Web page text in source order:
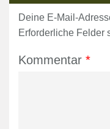
Deine E-Mail-
Erforderliche Felder
Kommentar *